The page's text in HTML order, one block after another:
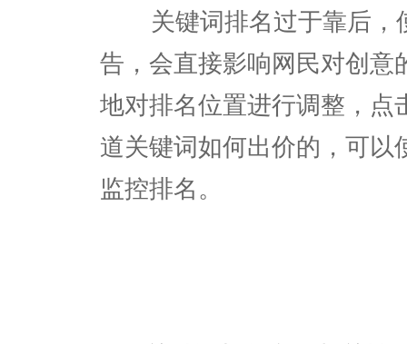
关键词排名过于靠后，
告，会直接影响网民对创意
地对排名位置进行调整，点
道关键词如何出价的，可以
监控排名。